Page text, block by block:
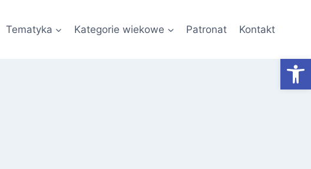
Tematyka Kategorie wiekowe Patronat Kontakt